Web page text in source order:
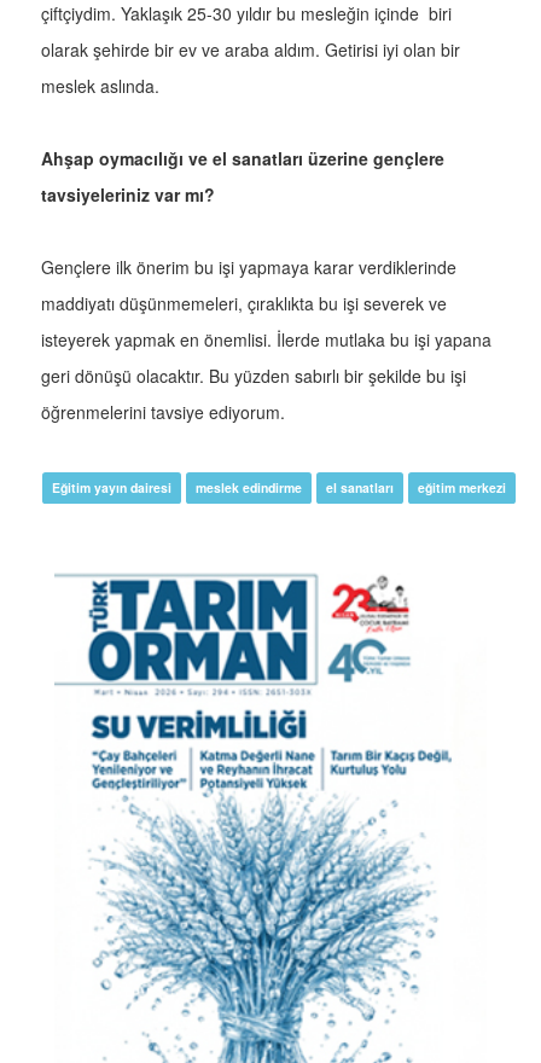
çiftçiydim. Yaklaşık 25-30 yıldır bu mesleğin içinde biri
olarak şehirde bir ev ve araba aldım. Getirisi iyi olan bir
meslek aslında.
Ahşap oymacılığı ve el sanatları üzerine gençlere
tavsiyeleriniz var mı?
Gençlere ilk önerim bu işi yapmaya karar verdiklerinde
maddiyatı düşünmemeleri, çıraklıkta bu işi severek ve
isteyerek yapmak en önemlisi. İlerde mutlaka bu işi yapana
geri dönüşü olacaktır. Bu yüzden sabırlı bir şekilde bu işi
öğrenmelerini tavsiye ediyorum.
Eğitim yayın dairesi meslek edindirme el sanatları eğitim merkezi